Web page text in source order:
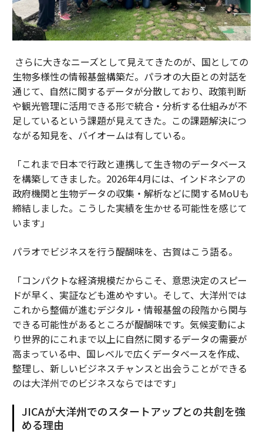
さらに大きなニーズとして見えてきたのが、国としての
生物多様性の情報基盤構築だ。パラオの大臣との対話を
通じて、自然に関するデータが分散しており、政策判断
や観光管理に活用できる形で統合・分析する仕組みが不
足しているという課題が見えてきた。この課題解決につ
ながる知見を、バイオームは有している。
「これまで日本で行政と連携して生き物のデータベース
を構築してきました。2026年4月には、インドネシアの
政府機関と生物データの収集・解析などに関するMoUも
締結しました。こうした実績を生かせる可能性を感じて
います」
パラオでビジネスを行う醍醐味を、古賀はこう語る。
「コンパクトな経済規模だからこそ、意思決定のスピー
ドが早く、実証なども進めやすい。そして、大洋州では
これから整備が進むデジタル・情報基盤の段階から関与
できる可能性があるところが醍醐味です。気候変動によ
り世界的にこれまで以上に自然に関するデータの需要が
高まっている中、国レベルで広くデータベースを作成、
整理し、新しいビジネスチャンスと出会うことができる
のは大洋州でのビジネスならではです」
JICAが大洋州でのスタートアップとの共創を強
める理由